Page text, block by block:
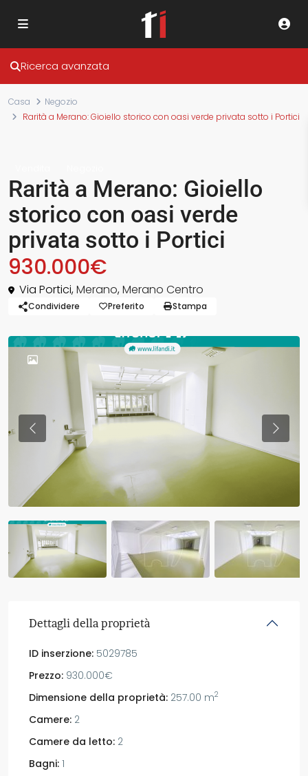
Ricerca avanzata
Casa
Negozio
Rarità a Merano: Gioiello storico con oasi verde privata sotto i Portici
Rarità a Merano: Gioiello
storico con oasi verde
privata sotto i Portici ️
930.000€
Via Portici,Merano,Merano Centro
Condividere Preferito Stampa
Previous
Dettagli della proprietà
ID inserzione: 5029785
Prezzo: 930.000€
Dimensione della proprietà: 257.00 m2
Camere: 2
Camere da letto: 2
Bagni: 1